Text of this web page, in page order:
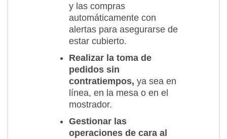
y las compras
automáticamente con
alertas para asegurarse de
estar cubierto.
Realizar la toma de
pedidos sin
contratiempos, ya sea en
línea, en la mesa o en el
mostrador.
Gestionar las
operaciones de cara al